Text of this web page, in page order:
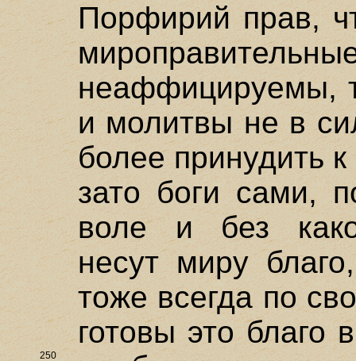
Порфирий прав,
неаффицируемы,
и молитвы не в
более принудить
зато боги сами,
воле и без
несут миру
тоже всегда по
готовы это благо
250